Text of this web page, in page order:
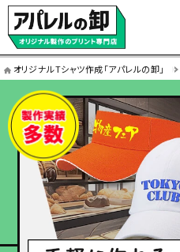
オリジナルTシャツ作成「アパレルの卸」